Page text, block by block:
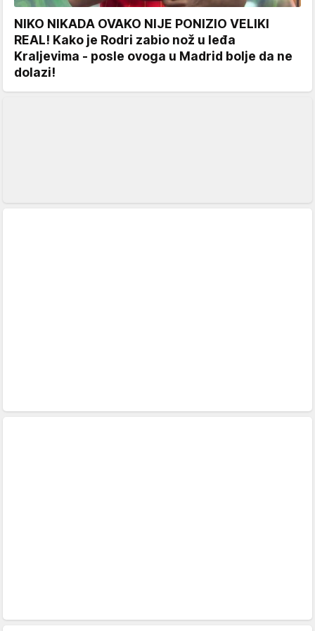
NIKO NIKADA OVAKO NIJE PONIZIO VELIKI
REAL! Kako je Rodri zabio nož u leđa
Kraljevima - posle ovoga u Madrid bolje da ne
dolazi!